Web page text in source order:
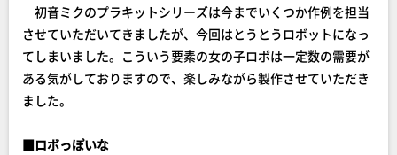
初音ミクのプラキットシリーズは今までいくつか作例を担当
させていただいてきましたが、今回はとうとうロボットになっ
てしまいました。こういう要素の女の子ロボは一定数の需要が
ある気がしておりますので、楽しみながら製作させていただき
ました。
■ロボっぽいな